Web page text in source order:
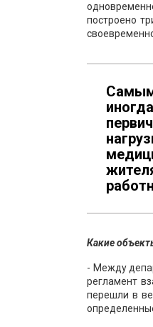
построено
Самым
Какие
- Между
регламент
перешли в